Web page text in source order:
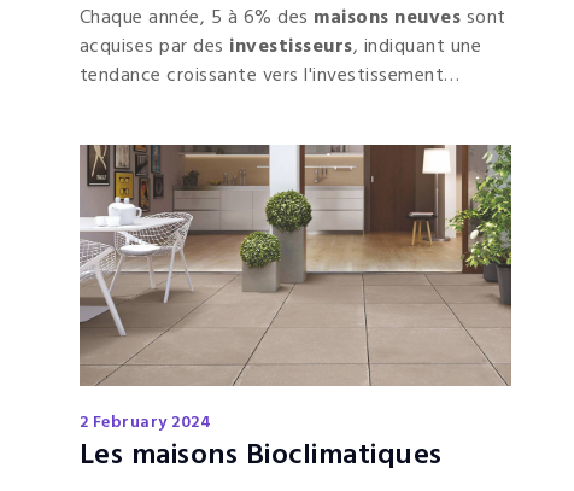
Chaque année, 5 à 6% des maisons neuvessont
acquises par des investisseurs, indiquant une
tendance croissante vers l'investissement
2 February 2024
Les maisons Bioclimatiques